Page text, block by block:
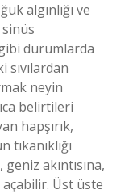
algınlığı ve
sinüs
durumlarda
neyin
belirtileri
hapşırık,
akıntısına,
açabilir. Üst üste